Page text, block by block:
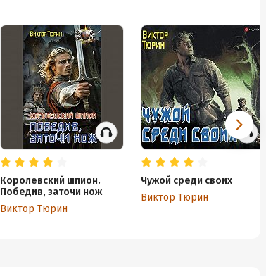
Королевский шпион.
Победив, заточи нож
Виктор Тюрин
Чужой среди своих
Виктор Тюрин